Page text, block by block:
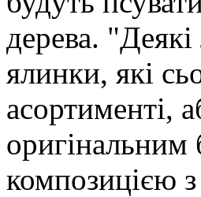
дерева.
ялинки, які
асортименті,
оригінальним
композицією